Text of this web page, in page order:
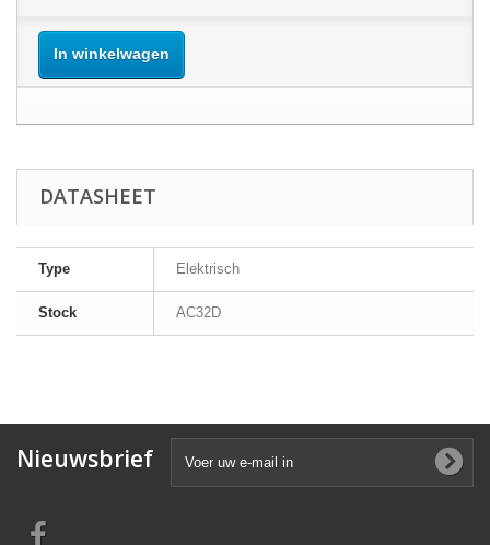
In winkelwagen
DATASHEET
Type Elektrisch
Stock AC32D
Nieuwsbrief